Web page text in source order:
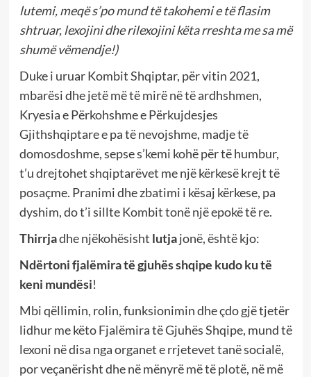
lutemi, meqë s’po mund të takohemi e të flasim
shtruar, lexojini dhe rilexojini këta rreshta me sa më
shumë vëmendje!)
Duke i uruar Kombit Shqiptar, për vitin 2021,
mbarësi dhe jetë më të mirë në të ardhshmen,
Kryesia e Përkohshme e Përkujdesjes
Gjithshqiptare e pa të nevojshme, madje të
domosdoshme, sepse s’kemi kohë për të humbur,
t’u drejtohet shqiptarëvet me një kërkesë krejt të
posaçme. Pranimi dhe zbatimi i kësaj kërkese, pa
dyshim, do t’i sillte Kombit tonë një epokë të re.
Thirrjadhe njëkohësisht lutjajonë, është kjo:
Ndërtoni fjalëmira të gjuhës shqipe kudo ku të
keni mundësi!
Mbi qëllimin, rolin, funksionimin dhe çdo gjë tjetër
lidhur me këto Fjalëmira të Gjuhës Shqipe, mund të
lexoni në disa nga organet e rrjetevet tanë socialë,
por veçanërisht dhe në mënyrë më të plotë, në më